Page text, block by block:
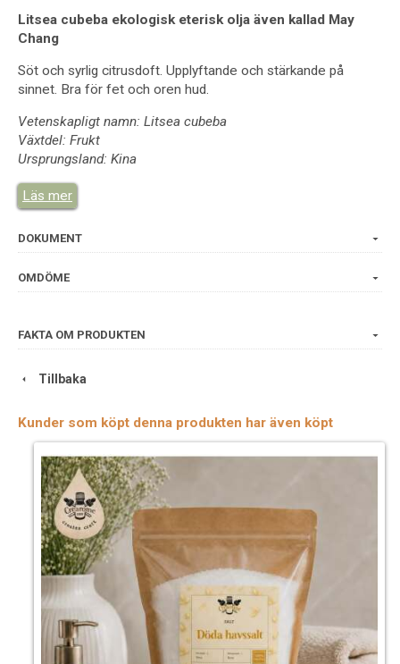
Litsea cubeba ekologisk eterisk olja även kallad May
Chang
Söt och syrlig citrusdoft. Upplyftande och stärkande på
sinnet. Bra för fet och oren hud.
Vetenskapligt namn: Litsea cubeba
Växtdel: Frukt
Ursprungsland: Kina
Läs mer
DOKUMENT
OMDÖME
FAKTA OM PRODUKTEN
Tillbaka
Kunder som köpt denna produkten har även köpt